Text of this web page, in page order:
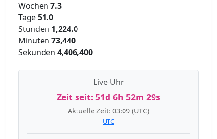
Wochen 7.3
Tage51.0
Stunden 1,224.0
Minuten 73,440
Sekunden 4,406,400
Live-Uhr
Zeit seit: 51d 6h 52m 29s
Aktuelle Zeit: 03:09 (UTC)
UTC